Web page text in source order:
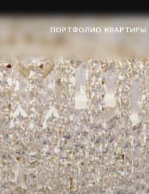
ПОРТФОЛИО КВАРТИРЫ